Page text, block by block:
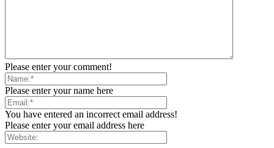
Please enter your comment!
Please enter your name here
You have entered an incorrect email address!
Please enter your email address here